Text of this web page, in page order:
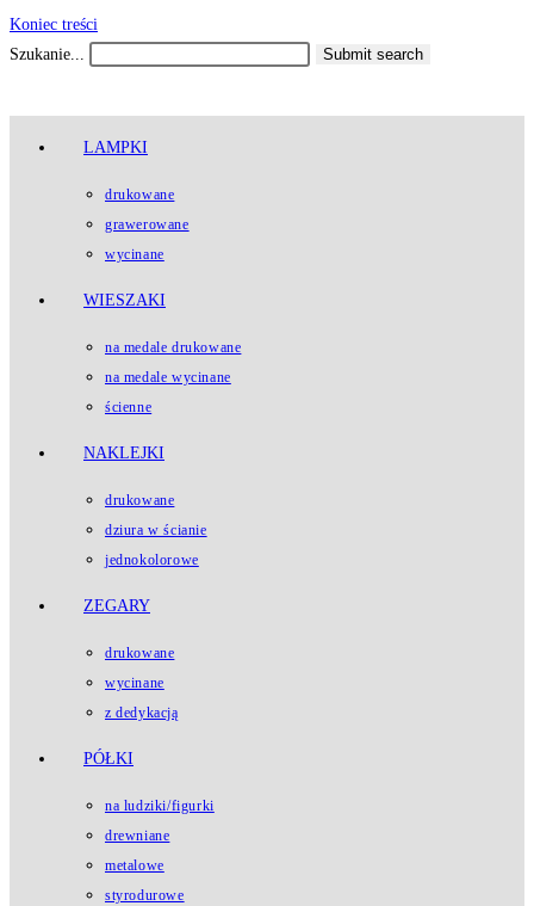
Koniec treści
Szukanie...
Submit search
LAMPKI
drukowane
grawerowane
wycinane
WIESZAKI
na medale drukowane
na medale wycinane
ścienne
NAKLEJKI
drukowane
dziura w ścianie
jednokolorowe
ZEGARY
drukowane
wycinane
z dedykacją
PÓŁKI
na ludziki/figurki
drewniane
metalowe
styrodurowe